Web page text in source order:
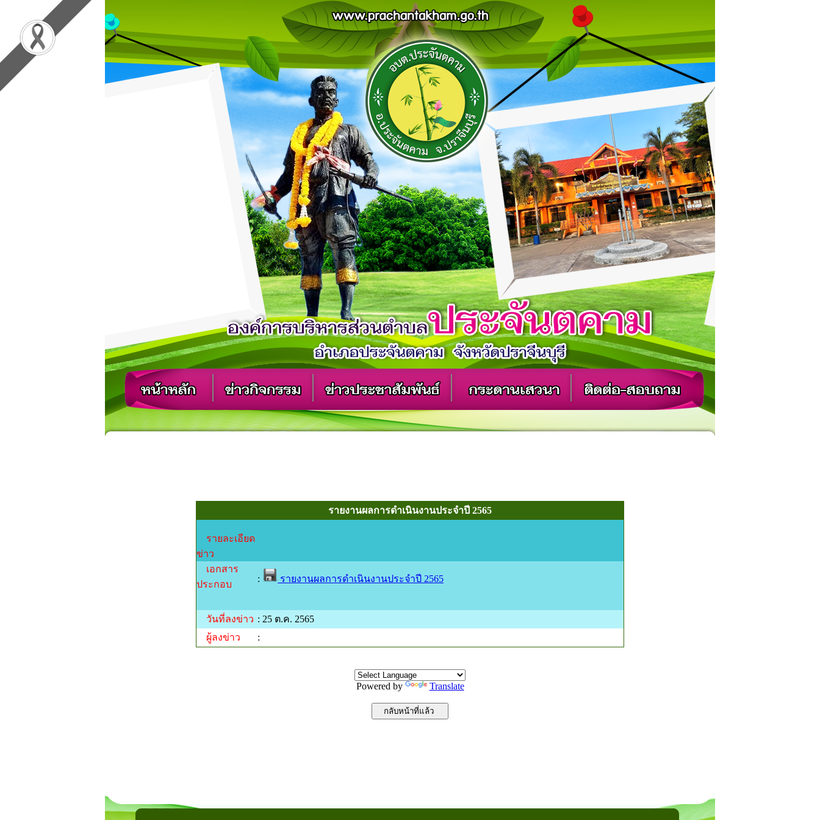
รายงานผลการดำเนินงานประจำปี 2565
รายละเอียด
ข่าว
เอกสาร
ประกอบ
: รายงานผลการดำเนินงานประจำปี 2565
วันที่ลงข่าว : 25 ต.ค. 2565
ผู้ลงข่าว
:
Powered by Translate